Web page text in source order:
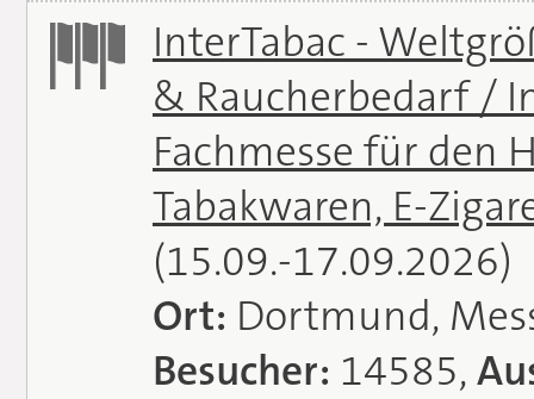
InterTabac -
& Raucherbedarf /
Fachmesse für den
Tabakwaren, E-
(15.09.-17.09.2026)
Ort: Dortmund,
Besucher: 14585,